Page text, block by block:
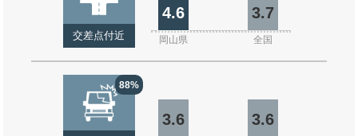
交差点付近
4.6 3.7
岡山県 全国
88%
3.6 3.6